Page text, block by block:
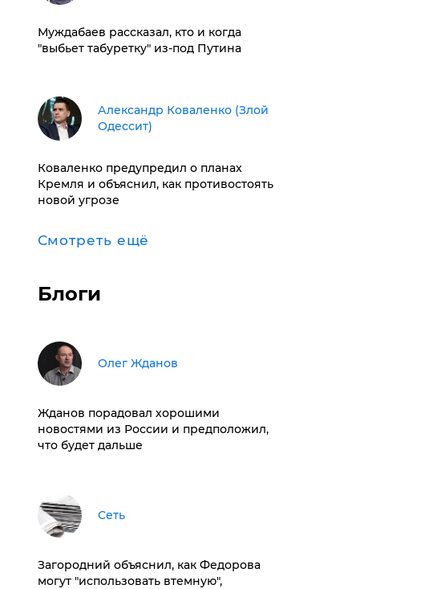
Муждабаев рассказал, кто и когда
"выбьет табуретку" из-под Путина
Александр Коваленко (Злой
Одессит)
Коваленко предупредил о планах
Кремля и объяснил, как противостоять
новой угрозе
Смотреть ещё
Блоги
Олег Жданов
Жданов порадовал хорошими
новостями из России и предположил,
что будет дальше
Сеть
Загородний объяснил, как Федорова
могут "использовать втемную",